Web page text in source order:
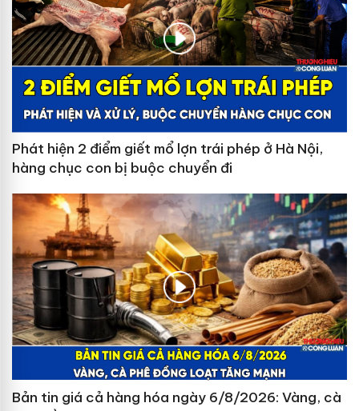
Phát hiện 2 điểm giết mổ lợn trái phép ở Hà Nội,
hàng chục con bị buộc chuyển đi
Bản tin giá cả hàng hóa ngày 6/8/2026: Vàng, cà